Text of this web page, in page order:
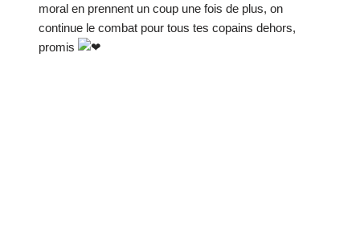
moral en prennent un coup une fois de plus, on
continue le combat pour tous tes copains dehors,
promis